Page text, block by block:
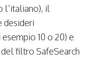
l’italiano), il
desideri
10 o 20) e
filtro SafeSearch